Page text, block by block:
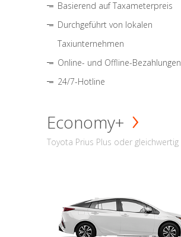
Basierend auf Taxameterpreis
Durchgeführt von lokalen
Taxiunternehmen
Online- und Offline-Bezahlungen
24/7-Hotline
Economy+
Toyota Prius Plus oder gleichwertig